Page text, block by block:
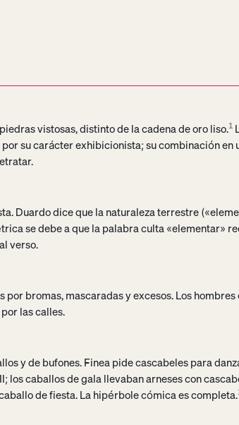
vistosas, distinto de la cadena de oro liso.1
su carácter exhibicionista; su combinación en
Duardo dice que la naturaleza terrestre
se debe a que la palabra culta «elementar»
verso.
por bromas, mascaradas y excesos. Los
las calles.
y de bufones. Finea pide cascabeles para
los caballos de gala llevaban arneses con
de fiesta. La hipérbole cómica es completa.